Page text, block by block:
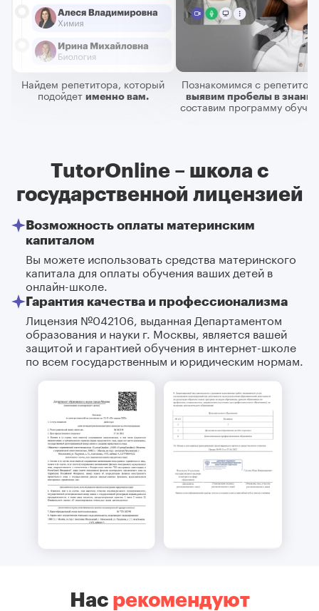
Найдем репетитора, который
подойдет именно вам.
Познакомимся с
выявим пробелы в
составим программу
TutorOnline – школа с
государственной лицензией
Возможность оплаты материнским
капиталом
Вы можете использовать средства материнского
капитала для оплаты обучения ваших детей в
онлайн-школе.
Гарантия качества и профессионализма
Лицензия №042106, выданная Департаментом
образования и науки г. Москвы, является вашей
защитой и гарантией обучения в интернет-школе
по всем государственным и юридическим нормам.
Насрекомендуют